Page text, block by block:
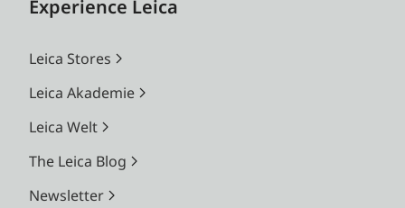
Experience Leica
Leica Stores
Leica Akademie
Leica Welt
The Leica Blog
Newsletter